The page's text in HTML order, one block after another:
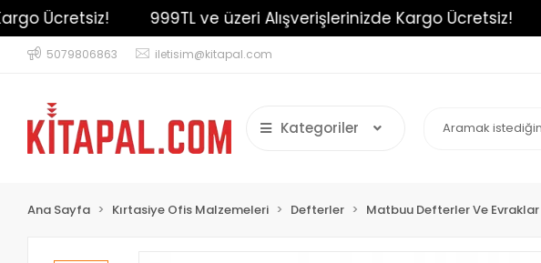
Ücretsiz! 999TL ve üzeri Alışverişlerinizde Kargo Ücretsiz!
5079806863 iletisim@kitapal.com
Kategoriler
Ana Sayfa Kırtasiye Ofis Malzemeleri Defterler Matbuu Defterler Ve Evraklar